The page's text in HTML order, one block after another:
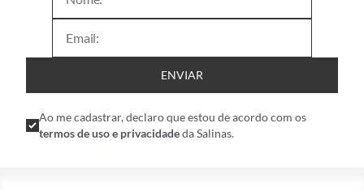
ENVIAR
Ao me cadastrar, declaro que estou de acordo com os
termos de uso e privacidadeda Salinas.